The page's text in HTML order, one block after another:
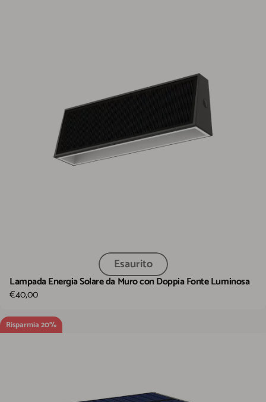
Esaurito
Lampada Energia Solare da Muro con Doppia Fonte Luminosa
€40,00
Risparmia 20%